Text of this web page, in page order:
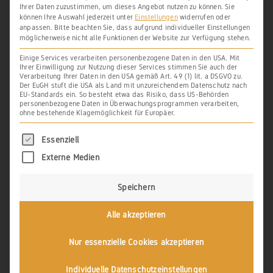
Quelle:
Wolf Heino Struck, Das Benediktinerinnenklost
er zu Dirstein, a.a.O., Nr. 651a, S. 339f
Lokalisierung
Die OrtsbezeichnungAuwiilre Berg
Berg) wird heute nicht mehr verwendet.
Des Weiteren ist die Lage der die im letzt
genannten Dokument ausgewiesenen
Ihrer Daten zuzustimmen, um dieses Angebot nutzen zu können. Sie
können Ihre Auswahl jederzeit unter Einstellungenwiderrufen oder
anpassen. Bitte beachten Sie, dass aufgrund individueller Einstellungen
möglicherweise nicht alle Funktionen der Website zur Verfügung stehen.
Einige Services verarbeiten personenbezogene Daten in den USA. Mit
Ihrer Einwilligung zur Nutzung dieser Services stimmen Sie auch der
Verarbeitung Ihrer Daten in den USA gemäß Art. 49 (1) lit. a DSGVO zu.
Der EuGH stuft die USA als Land mit unzureichendem Datenschutz nach
EU-Standards ein. So besteht etwa das Risiko, dass US-Behörden
personenbezogene Daten in Überwachungsprogrammen verarbeiten,
ohne bestehende Klagemöglichkeit für Europäer.
Es folgt eine Liste der Service-Gruppen, für
Essenziell
Externe Medien
Speichern
Alle akzeptieren
Nur essenzielle Cookies akzeptieren
Individuelle Datenschutzeinstellungen